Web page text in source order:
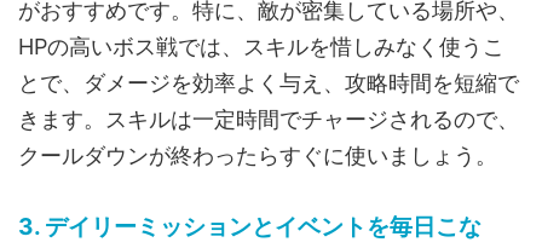
がおすすめです。特に、敵が密集している場所や、
HPの高いボス戦では、スキルを惜しみなく使うこ
とで、ダメージを効率よく与え、攻略時間を短縮で
きます。スキルは一定時間でチャージされるので、
クールダウンが終わったらすぐに使いましょう。
3. デイリーミッションとイベントを毎日こな